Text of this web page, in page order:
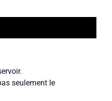
seulement le